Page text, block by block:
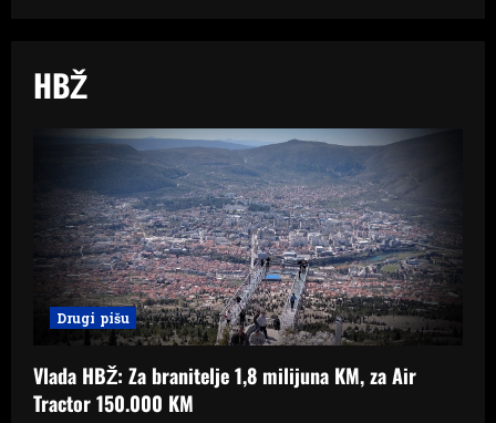
HBŽ
Drugi pišu
Vlada HBŽ: Za branitelje 1,8 milijuna KM, za Air
Tractor 150.000 KM